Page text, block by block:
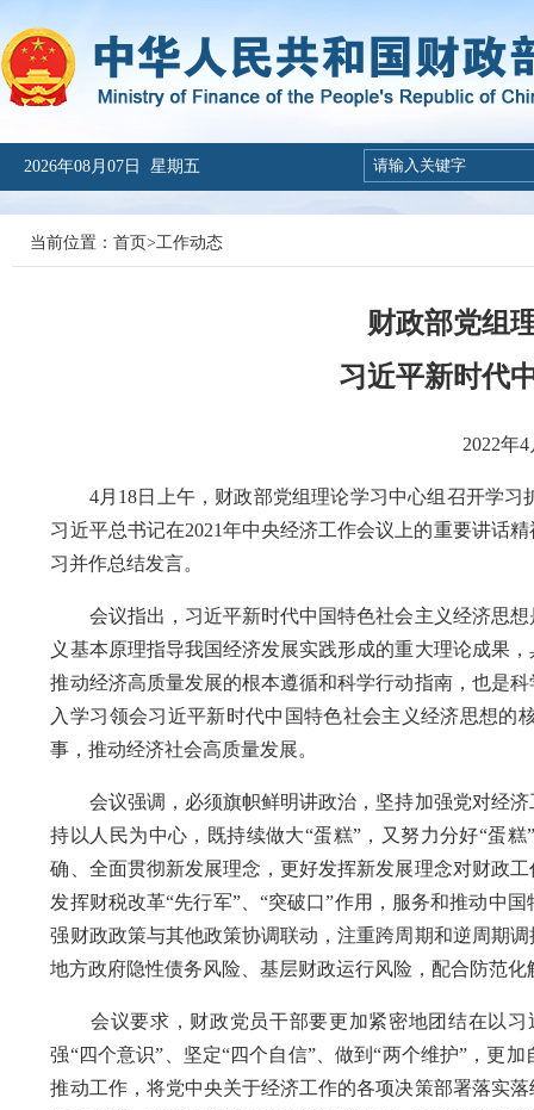
2026年08月07日 星期五
当前位置： 首页>工作动态
财政部党组
习近平新时代
2022年
4月18日上午，财政部党组理论学习中心组召开学习
习近平总书记在2021年中央经济工作会议上的重要讲话
习并作总结发言。
会议指出，习近平新时代中国特色社会主义经济思想
义基本原理指导我国经济发展实践形成的重大理论成果
推动经济高质量发展的根本遵循和科学行动指南，也是
入学习领会习近平新时代中国特色社会主义经济思想
事，推动经济社会高质量发展。
会议强调，必须旗帜鲜明讲政治，坚持加强党对经济
持以人民为中心，既持续做大“蛋糕”，又努力分好“蛋
确、全面贯彻新发展理念，更好发挥新发展理念对财政
发挥财税改革“先行军”、“突破口”作用，服务和推动中
强财政政策与其他政策协调联动，注重跨周期和逆周期
地方政府隐性债务风险、基层财政运行风险，配合防范
会议要求，财政党员干部要更加紧密地团结在以习
强“四个意识”、坚定“四个自信”、做到“两个维护”，更
推动工作，将党中央关于经济工作的各项决策部署落实